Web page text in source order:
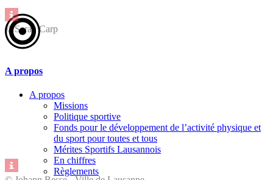
© Sarah Carp
A propos
A propos
Missions
Politique sportive
Fonds pour le développement de l’activité physique et
du sport pour toutes et tous
Mérites Sportifs Lausannois
En chiffres
Règlements